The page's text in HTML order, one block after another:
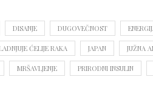
DISANJE DUGOVEČNOST
ĆELIJE RAKA JAPAN JUŽNA
MRŠAVLJENJE PRIRODNI INSULIN